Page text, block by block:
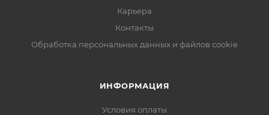
Карьера
Контакты
Обработка персональных данных и файлов cookie
ИНФОРМАЦИЯ
Условия оплаты